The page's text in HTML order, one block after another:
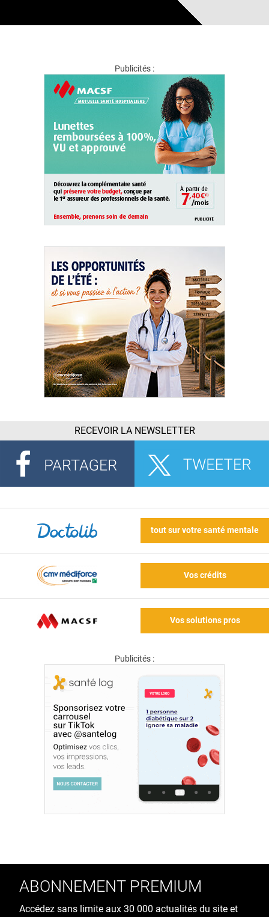
Publicités :
RECEVOIR LA NEWSLETTER
tout sur votre santé mentale
Vos crédits
Vos solutions pros
Publicités :
ABONNEMENT PREMIUM
Accédez sans limite aux 30 000 actualités du site et